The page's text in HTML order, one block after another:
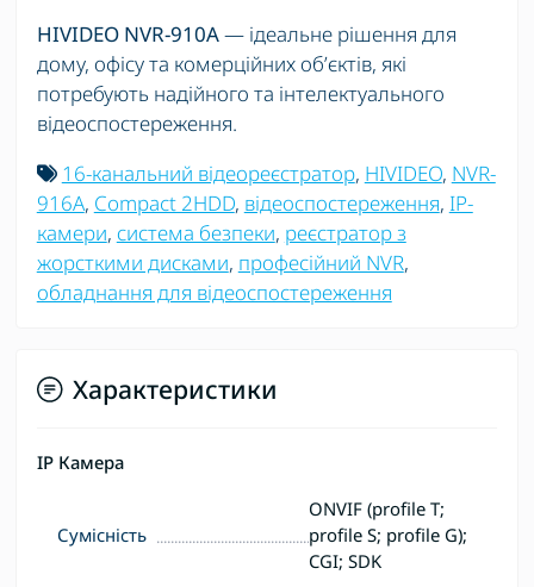
HIVIDEO NVR-910A— ідеальне рішення для
дому, офісу та комерційних об’єктів, які
потребують надійного та інтелектуального
відеоспостереження.
16-канальний відеореєстратор, HIVIDEO, NVR-
916A, Compact 2HDD, відеоспостереження, IP-
камери, система безпеки, реєстратор з
жорсткими дисками, професійний NVR,
обладнання для відеоспостереження
Характеристики
IP Камера
Сумісність
ONVIF (profile T;
profile S; profile G);
CGI; SDK